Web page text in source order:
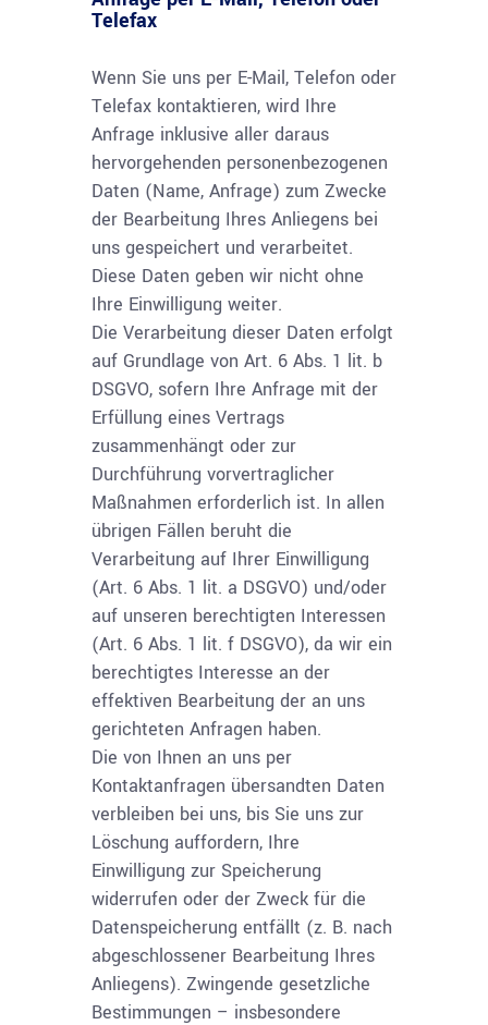
Telefax
Wenn Sie uns per E-Mail, Telefon oder
Telefax kontaktieren, wird Ihre
Anfrage inklusive aller daraus
hervorgehenden personenbezogenen
Daten (Name, Anfrage) zum Zwecke
der Bearbeitung Ihres Anliegens bei
uns gespeichert und verarbeitet.
Diese Daten geben wir nicht ohne
Ihre Einwilligung weiter.
Die Verarbeitung dieser Daten erfolgt
auf Grundlage von Art. 6 Abs. 1 lit. b
DSGVO, sofern Ihre Anfrage mit der
Erfüllung eines Vertrags
zusammenhängt oder zur
Durchführung vorvertraglicher
Maßnahmen erforderlich ist. In allen
übrigen Fällen beruht die
Verarbeitung auf Ihrer Einwilligung
(Art. 6 Abs. 1 lit. a DSGVO) und/oder
auf unseren berechtigten Interessen
(Art. 6 Abs. 1 lit. f DSGVO), da wir ein
berechtigtes Interesse an der
effektiven Bearbeitung der an uns
gerichteten Anfragen haben.
Die von Ihnen an uns per
Kontaktanfragen übersandten Daten
verbleiben bei uns, bis Sie uns zur
Löschung auffordern, Ihre
Einwilligung zur Speicherung
widerrufen oder der Zweck für die
Datenspeicherung entfällt (z. B. nach
abgeschlossener Bearbeitung Ihres
Anliegens). Zwingende gesetzliche
Bestimmungen – insbesondere